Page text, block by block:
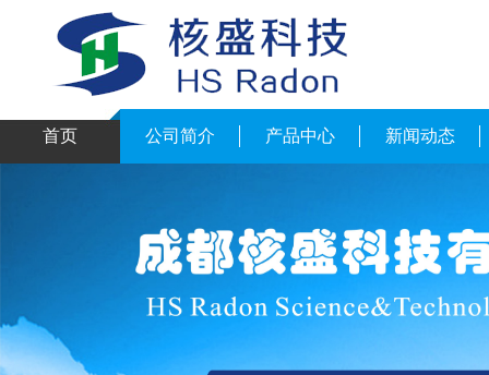
首页 公司简介 产品中心 新闻动态